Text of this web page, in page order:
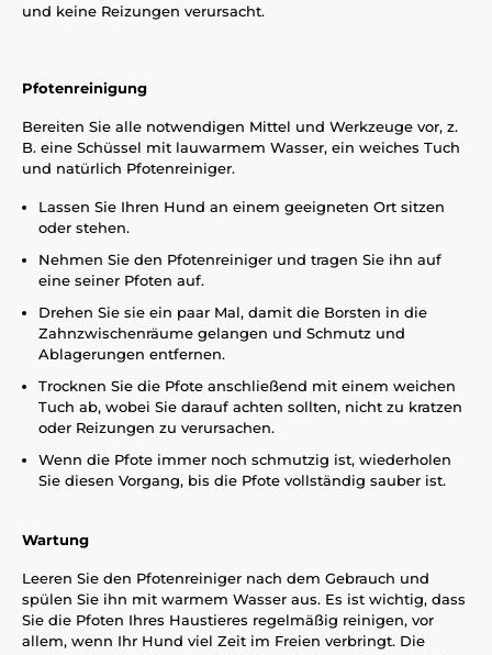
und keine Reizungen verursacht.
Pfotenreinigung
Bereiten Sie alle notwendigen Mittel und Werkzeuge vor, z.
B. eine Schüssel mit lauwarmem Wasser, ein weiches Tuch
und natürlich Pfotenreiniger.
Lassen Sie Ihren Hund an einem geeigneten Ort sitzen
oder stehen.
Nehmen Sie den Pfotenreiniger und tragen Sie ihn auf
eine seiner Pfoten auf.
Drehen Sie sie ein paar Mal, damit die Borsten in die
Zahnzwischenräume gelangen und Schmutz und
Ablagerungen entfernen.
Trocknen Sie die Pfote anschließend mit einem weichen
Tuch ab, wobei Sie darauf achten sollten, nicht zu kratzen
oder Reizungen zu verursachen.
Wenn die Pfote immer noch schmutzig ist, wiederholen
Sie diesen Vorgang, bis die Pfote vollständig sauber ist.
Wartung
Leeren Sie den Pfotenreiniger nach dem Gebrauch und
spülen Sie ihn mit warmem Wasser aus. Es ist wichtig, dass
Sie die Pfoten Ihres Haustieres regelmäßig reinigen, vor
allem, wenn Ihr Hund viel Zeit im Freien verbringt. Die